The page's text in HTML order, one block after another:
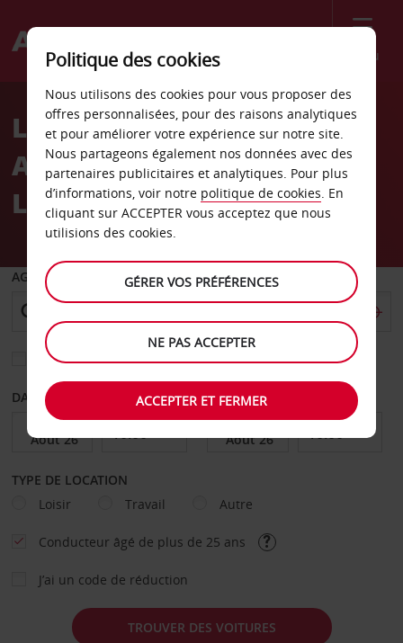
Menu
Welcome
AvisLocation de voiture
Aéroport international de
Los Angeles
AGENCE DE DÉPART
Sélectionnez une autre agence de retour
DATE DE DÉPART DATE DE RETOUR
TYPE DE LOCATION
Loisir
Travail Autre
Conducteur âgé de plus de 25 ans
J’ai un code de réduction
TROUVER DES VOITURES
Politique des cookies
Nous utilisons des cookies pour vous proposer des
offres personnalisées, pour des raisons analytiques
et pour améliorer votre expérience sur notre site.
Nous partageons également nos données avec des
partenaires publicitaires et analytiques. Pour plus
d’informations, voir notre politique de cookies. En
cliquant sur ACCEPTER vous acceptez que nous
utilisions des cookies.
GÉRER VOS PRÉFÉRENCES
NE PAS ACCEPTER
ACCEPTER ET FERMER